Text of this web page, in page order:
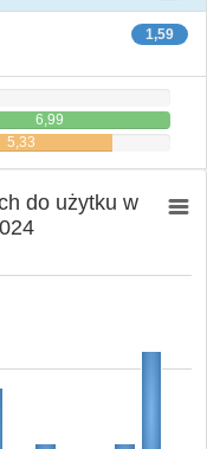
1,59
6,99
5,33
do użytku w